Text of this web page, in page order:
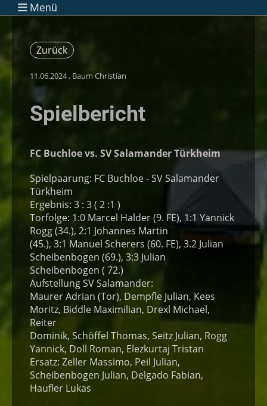
Menü
Zurück
11.06.2024, Baum Christian
Spielbericht
FC Buchloe vs. SV Salamander Türkheim
Spielpaarung: FC Buchloe - SV Salamander
Türkheim
Ergebnis: 3 : 3 ( 2 :1 )
Torfolge: 1:0 Marcel Halder (9. FE), 1:1 Yannick
Rogg (34.), 2:1 Johannes Martin
(45.), 3:1 Manuel Scherers (60. FE), 3.2 Julian
Scheibenbogen (69.), 3:3 Julian
Scheibenbogen ( 72.)
Aufstellung SV Salamander:
Maurer Adrian (Tor), Dempfle Julian, Kees
Moritz, Biddle Maximilian, Drexl Michael,
Reiter
Dominik, Schöffel Thomas, Seitz Julian, Rogg
Yannick, Doll Roman, Elezkurtaj Tristan
Ersatz: Zeller Massimo, Peil Julian,
Scheibenbogen Julian, Delgado Fabian,
Haufler Lukas